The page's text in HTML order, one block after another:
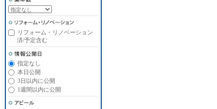
リフォーム・リノベーション
済/予定含む
指定なし
本日公開
3日以内に公開
1週間以内に公開